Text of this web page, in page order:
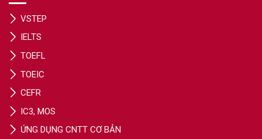
VSTEP
ỨNG DỤNG CNTT CƠ BẢN
IC3, MOS
IELTS
TOEFL
TOEIC
CEFR